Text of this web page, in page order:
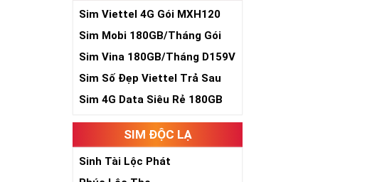
Sim Viettel 4G Gói MXH120
Siêu Rẻ
Sim Mobi 180GB/Tháng Gói
TK159
Sim Vina 180GB/Tháng D159V
Sim Số Đẹp Viettel Trả Sau
Sim 4G Data Siêu Rẻ 180GB
SIM ĐỘC LẠ
Sinh Tài Lộc Phát